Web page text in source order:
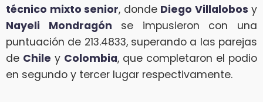
técnico mixto senior, donde Diego Villalobos y
Nayeli Mondragón se impusieron con una
puntuación de 213.4833, superando a las parejas
de Chile y Colombia, que completaron el podio
en segundo y tercer lugar respectivamente.